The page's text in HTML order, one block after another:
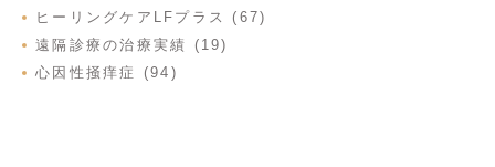
ヒーリングケアLFプラス (67)
遠隔診療の治療実績 (19)
心因性掻痒症 (94)